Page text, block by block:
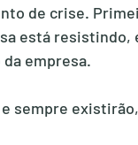
de crise.
está resistindo,
empresa.
sempre